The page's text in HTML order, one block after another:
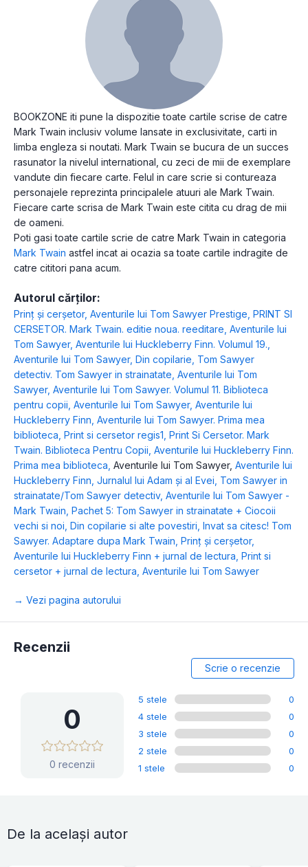
BOOKZONE iti pune la dispozitie toate cartile scrise de catre
Mark Twain inclusiv volume lansate in exclusivitate, carti in
limba engleza si noutati. Mark Twain se bucura de un succes
rasunator la nivelul international, cu zeci de mii de exemplare
vandute din fiecare carte. Felul in care scrie si contureaza
personajele reprezinta principalele atuuri ale Mark Twain.
Fiecare carte scrisa de Mark Twain este citita cu drag de mii
de oameni.
Poti gasi toate cartile scrie de catre Mark Twain in categoria
Mark Twain astfel incat ai ocazia sa toate cartile indragite de
catre cititori pana acum.
Autorul cărților:
Prinț și cerșetor, Aventurile lui Tom Sawyer Prestige PRINT SI
CERSETOR. Mark Twain. editie noua. reeditare Aventurile lui
Tom Sawyer, Aventurile lui Huckleberry Finn. Volumul 19.
Aventurile lui Tom Sawyer, Din copilarie Tom Sawyer
detectiv. Tom Sawyer in strainatate Aventurile lui Tom
Sawyer, Aventurile lui Tom Sawyer. Volumul 11. Biblioteca
pentru copii Aventurile lui Tom Sawyer, Aventurile lui
Huckleberry Finn Aventurile lui Tom Sawyer. Prima mea
biblioteca Print si cersetor regis1 Print Si Cersetor. Mark
Twain. Biblioteca Pentru Copii Aventurile lui Huckleberry Finn.
Prima mea biblioteca Aventurile lui Tom Sawyer, Aventurile lui
Huckleberry Finn Jurnalul lui Adam și al Evei Tom Sawyer in
strainatate/Tom Sawyer detectiv, Aventurile lui Tom Sawyer -
Mark Twain Pachet 5: Tom Sawyer in strainatate + Ciocoii
vechi si noi Din copilarie si alte povestiri Invat sa citesc! Tom
Sawyer. Adaptare dupa Mark Twain Prinț și cerșetor,
Aventurile lui Huckleberry Finn + jurnal de lectura Print si
cersetor + jurnal de lectura Aventurile lui Tom Sawyer
→ Vezi pagina autorului
Recenzii
Scrie o recenzie
0
0 recenzii
5 stele
0
4 stele
0
3 stele
0
2 stele
0
1 stele
0
De la același autor